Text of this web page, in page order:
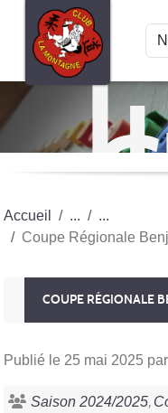
Accueil
Coupe Régionale
COUPE RÉGIONALE
Publié le 25 mai 2025
Saison 2024/2025
Panneau de gestion des